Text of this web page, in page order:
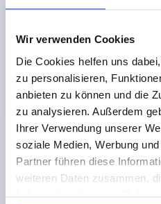
Wir verwenden Cookies
Die Cookies helfen uns
zu personalisieren,
anbieten zu können und die
zu analysieren. Außerdem
Ihrer Verwendung unserer
soziale Medien, Werbung
Partner führen diese
weiteren Daten zusammen,
zzgl. Versandkosten
ROHRGRIFF A=400, L=425,
EDELSTAHL GESCHLIFFEN,